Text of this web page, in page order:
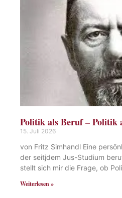
Politik als Beruf – Politik
15. Juli 2026
von Fritz Simhandl Eine
der seitjdem Jus-Studium
stellt sich mir die Frage, ob
Weiterlesen »
Seite